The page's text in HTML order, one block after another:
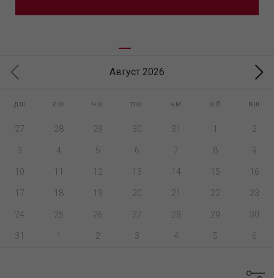
Август 2026
дш сш чш пш ҷм шб яш
27 28 29 30 31 1 2
3 4 5 6 7 8 9
10 11 12 13 14 15 16
17 18 19 20 21 22 23
24 25 26 27 28 29 30
31 1 2 3 4 5 6